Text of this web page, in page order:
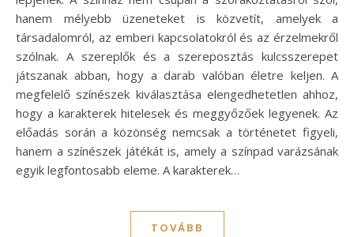
hanem mélyebb üzeneteket is közvetít, amelyek a
társadalomról, az emberi kapcsolatokról és az érzelmekről
szólnak. A szereplők és a szereposztás kulcsszerepet
játszanak abban, hogy a darab valóban életre keljen. A
megfelelő színészek kiválasztása elengedhetetlen ahhoz,
hogy a karakterek hitelesek és meggyőzőek legyenek. Az
előadás során a közönség nemcsak a történetet figyeli,
hanem a színészek játékát is, amely a színpad varázsának
egyik legfontosabb eleme. A karakterek…
TOVÁBB